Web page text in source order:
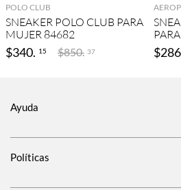
POLO CLUB
SNEAKER POLO CLUB PARA
MUJER 84682
$340. 15 $850. 37 $286
Ayuda
Políticas